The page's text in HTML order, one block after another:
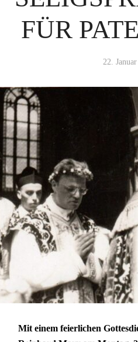
FÜR
22.
Mit einem feierlichen